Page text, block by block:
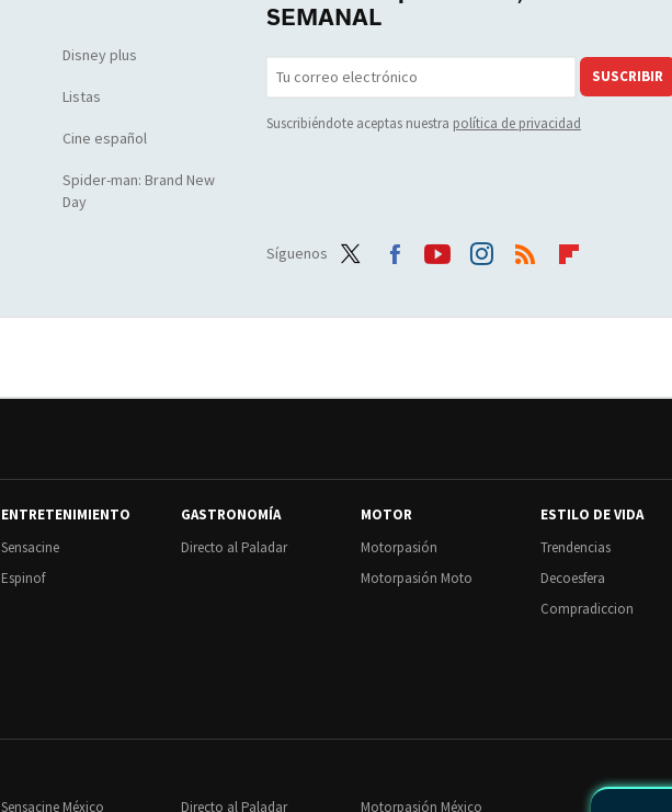
SEMANAL
SUSCRIBIR
Suscribiéndote aceptas nuestra política de privacidad
Síguenos
ter
boo
ube agra
boar
Disney plus
Listas
Cine español
Spider-man: Brand New
Day
ENTRETENIMIENTO
Sensacine
Espinof
GASTRONOMÍA
Directo al Paladar
MOTOR
Motorpasión
Motorpasión Moto
ESTILO DE VIDA
Trendencias
Decoesfera
Compradiccion
Sensacine México Directo al Paladar Motorpasión México